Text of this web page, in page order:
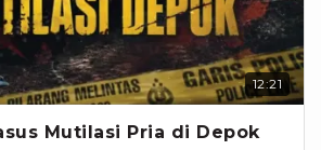
12:21
Mutilasi Pria di Depok